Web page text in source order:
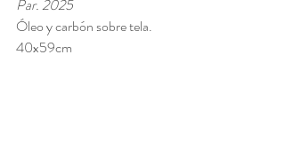
Par. 2025
Óleo y carbón sobre tela.
40x59cm